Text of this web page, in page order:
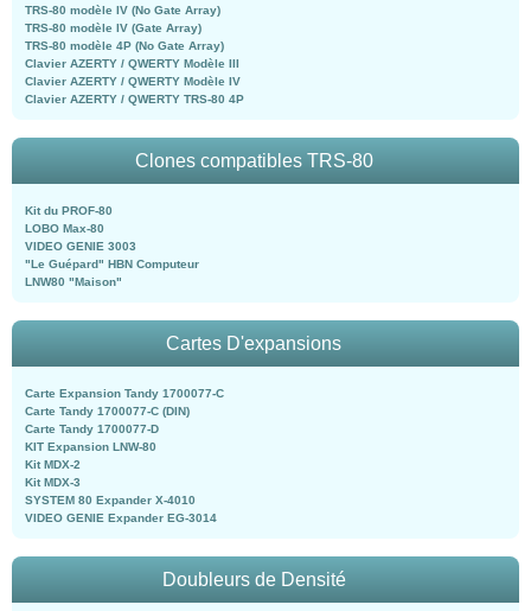
TRS-80 modèle IV (No Gate Array)
TRS-80 modèle IV (Gate Array)
TRS-80 modèle 4P (No Gate Array)
Clavier AZERTY / QWERTY Modèle III
Clavier AZERTY / QWERTY Modèle IV
Clavier AZERTY / QWERTY TRS-80 4P
Clones compatibles TRS-80
Kit du PROF-80
LOBO Max-80
VIDEO GENIE 3003
"Le Guépard" HBN Computeur
LNW80 "Maison"
Cartes D'expansions
Carte Expansion Tandy 1700077-C
Carte Tandy 1700077-C (DIN)
Carte Tandy 1700077-D
KIT Expansion LNW-80
Kit MDX-2
Kit MDX-3
SYSTEM 80 Expander X-4010
VIDEO GENIE Expander EG-3014
Doubleurs de Densité